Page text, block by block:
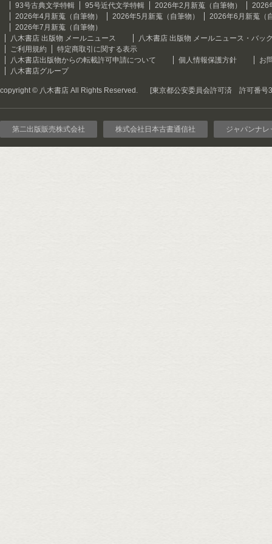
93号古典文学特輯
95号近代文学特輯 2026年2月新蒐（自筆物）
2026
2026年4月新蒐（自筆物）
2026年5月新蒐（自筆物）
2026年6月新蒐（
2026年7月新蒐（自筆物）
八木書店 出版物 メールニュース
八木書店 出版物 メールニュース・バッ
ご利用規約
特定商取引に関する表示
八木書店出版物からの転載許可申請について
個人情報保護方針
お
八木書店グループ
copyright © 八木書店 All Rights Reserved. [東京都公安委員会許可済 許可番号
第二出版販売株式会社 株式会社日本古書通信社 ジャパンナレ